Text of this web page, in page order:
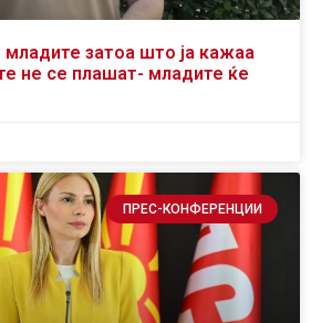
затоа што ја кажаа
не се плашат- младите ќе
ПРЕС-КОНФЕРЕНЦИИ